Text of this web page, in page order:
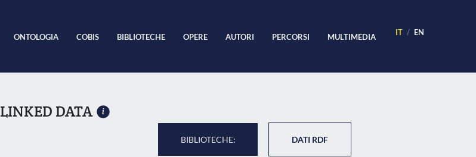
ONTOLOGIA COBIS BIBLIOTECHE OPERE AUTORI PERCORSI MULTIMEDIA IT EN
LINKED DATA
BIBLIOTECHE: DATI RDF